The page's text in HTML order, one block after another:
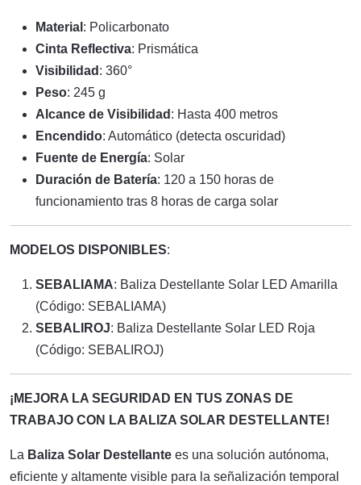
Material : Policarbonato
Cinta Reflectiva: Prismática
Visibilidad : 360°
Peso: 245 g
Alcance de Visibilidad : Hasta 400 metros
Encendido: Automático (detecta oscuridad)
Fuente de Energía: Solar
Duración de Batería: 120 a 150 horas de
funcionamiento tras 8 horas de carga solar
MODELOS DISPONIBLES:
SEBALIAMA: Baliza Destellante Solar LED Amarilla
(Código: SEBALIAMA)
SEBALIROJ: Baliza Destellante Solar LED Roja
(Código: SEBALIROJ)
¡MEJORA LA SEGURIDAD EN TUS ZONAS DE
TRABAJO CON LA BALIZA SOLAR DESTELLANTE!
La Baliza Solar Destellante es una solución autónoma,
eficiente y altamente visible para la señalización temporal